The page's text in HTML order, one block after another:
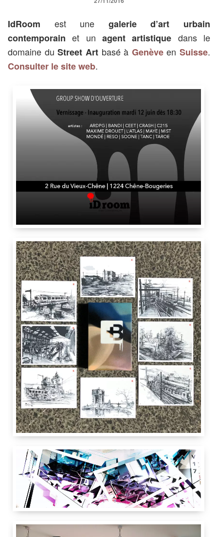
IdRoom est une galerie d’art urbain
contemporain et un agent artistique dans le
domaine duStreet Artbasé à Genèveen Suisse.
Consulter le site web.
Galerie IDRoom ,2 Rue du Vieux-Chêne,1224
Nadib Bandi
IdRoom
14.8 cm 21 cm
cm
Crache Papier
Place des Volontaires 4
1204 Genève GE Suisse
Crache Papier
Crache Papier
IdRoom
4.50 m
13 m
Beric architectes